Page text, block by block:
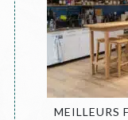
MEILLEURS